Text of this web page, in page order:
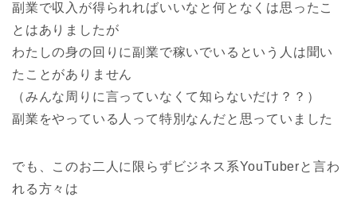
副業で収入が得られればいいな と何となくは思ったこ
とはありましたが
わたしの身の回りに副業で稼いでいるという人は聞い
たことがありません
（みんな周りに言っていなくて知らないだけ？？）
副業をやっている人って特別なんだと思っていました
でも、このお二人に限らずビジネス系YouTuberと言わ
れる方々は